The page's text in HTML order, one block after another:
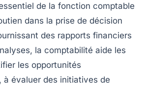
de la fonction comptable
dans la prise de décision
des rapports financiers
la comptabilité aide les
les opportunités
à évaluer des initiatives de